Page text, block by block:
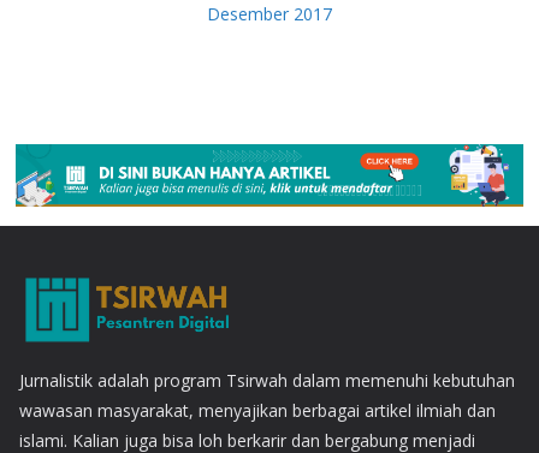
Desember 2017
Jurnalistik adalah program Tsirwah dalam memenuhi kebutuhan
wawasan masyarakat, menyajikan berbagai artikel ilmiah dan
islami. Kalian juga bisa loh berkarir dan bergabung menjadi